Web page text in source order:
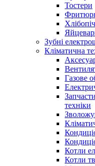
Тостери
Зубні
Кліматична
Газове
техніки
Котли
Котли